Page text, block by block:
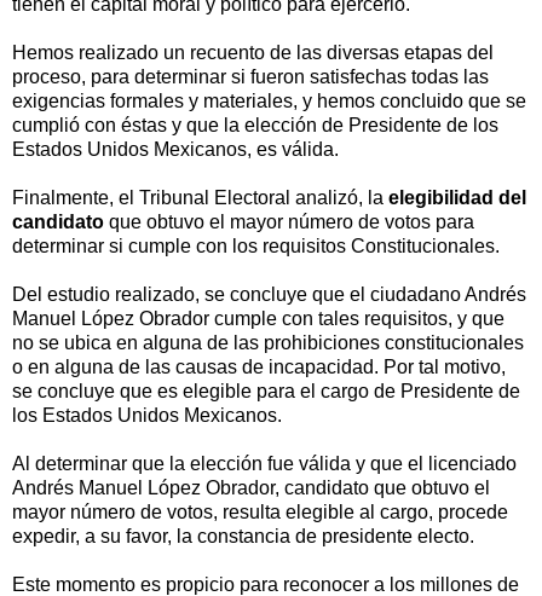
tienen el capital moral y político para ejercerlo.
Hemos realizado un recuento de las diversas etapas del
proceso, para determinar si fueron satisfechas todas las
exigencias formales y materiales, y hemos concluido que se
cumplió con éstas y que la elección de Presidente de los
Estados Unidos Mexicanos, es válida.
Finalmente, el Tribunal Electoral analizó, la elegibilidad del
candidato que obtuvo el mayor número de votos para
determinar si cumple con los requisitos Constitucionales.
Del estudio realizado, se concluye que el ciudadano Andrés
Manuel López Obrador cumple con tales requisitos, y que
no se ubica en alguna de las prohibiciones constitucionales
o en alguna de las causas de incapacidad. Por tal motivo,
se concluye que es elegible para el cargo de Presidente de
los Estados Unidos Mexicanos.
Al determinar que la elección fue válida y que el licenciado
Andrés Manuel López Obrador, candidato que obtuvo el
mayor número de votos, resulta elegible al cargo, procede
expedir, a su favor, la constancia de presidente electo.
Este momento es propicio para reconocer a los millones de